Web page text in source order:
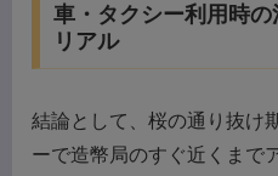
車・タクシー利用時
リアル
結論として、桜の通り抜け
ーで造幣局のすぐ近くまで